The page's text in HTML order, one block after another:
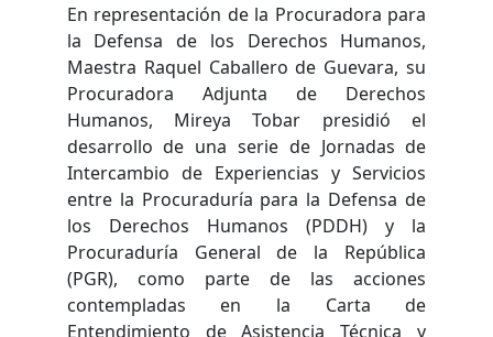
En representación de la Procuradora para
la Defensa de los Derechos Humanos,
Maestra Raquel Caballero de Guevara, su
Procuradora Adjunta de Derechos
Humanos, Mireya Tobar presidió el
desarrollo de una serie de Jornadas de
Intercambio de Experiencias y Servicios
entre la Procuraduría para la Defensa de
los Derechos Humanos (PDDH) y la
Procuraduría General de la República
(PGR), como parte de las acciones
contempladas en la Carta de
Entendimiento de Asistencia Técnica y